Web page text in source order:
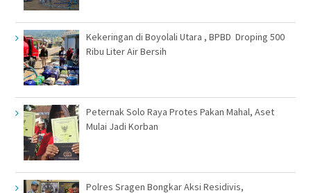
Kekeringan di Boyolali Utara , BPBD Droping 500
Ribu Liter Air Bersih
Peternak Solo Raya Protes Pakan Mahal, Aset
Mulai Jadi Korban
Polres Sragen Bongkar Aksi Residivis,